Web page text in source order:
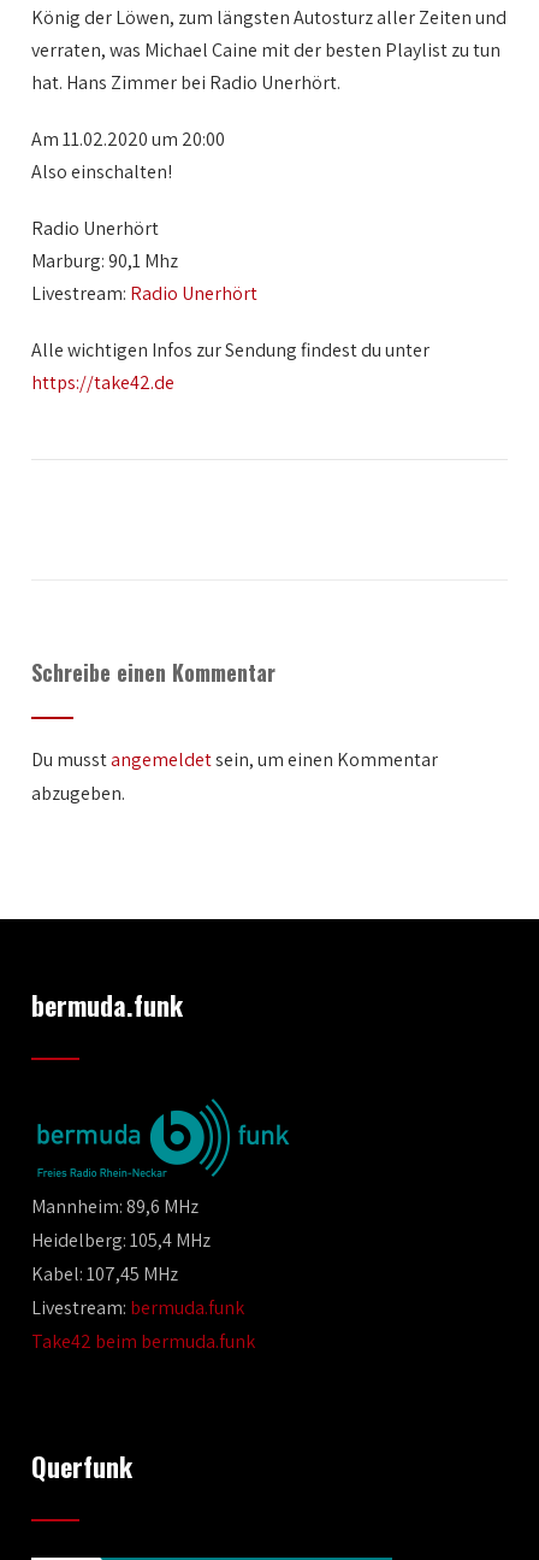
König der Löwen, zum längsten Autosturz aller Zeiten und
verraten, was Michael Caine mit der besten Playlist zu tun
hat. Hans Zimmer bei Radio Unerhört.
Am 11.02.2020 um 20:00
Also einschalten!
Radio Unerhört
Marburg: 90,1 Mhz
Livestream: Radio Unerhört
Alle wichtigen Infos zur Sendung findest du unter
https://take42.de
Schreibe einen Kommentar
Du musstangemeldetsein, um einen Kommentar
abzugeben.
bermuda.funk
Mannheim: 89,6 MHz
Heidelberg: 105,4 MHz
Kabel: 107,45 MHz
Livestream: bermuda.funk
Take42 beim bermuda.funk
Querfunk